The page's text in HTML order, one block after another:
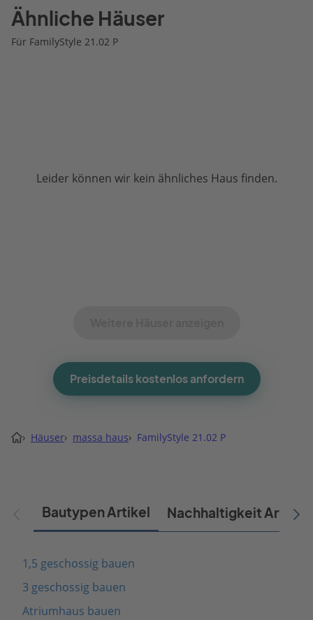
Ähnliche Häuser
Für FamilyStyle 21.02 P
Leider können wir kein ähnliches Haus finden.
Preisdetails kostenlos anfordern
› Häuser› massa haus› FamilyStyle 21.02 P
Bautypen Artikel Nachhaltigkeit Artikel
1,5 geschossig bauen
3 geschossig bauen
Atriumhaus bauen